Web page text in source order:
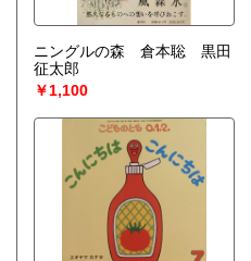
ニングルの森 倉本聡 黒田
征太郎
￥1,100